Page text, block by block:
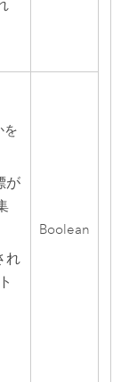
を
が
れ
Boolean